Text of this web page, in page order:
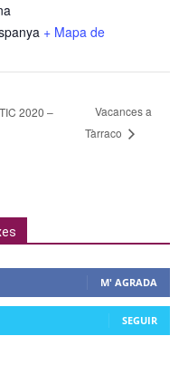
+ Mapa de
2020 –
Vacances a
Tàrraco
M' AGRADA
SEGUIR